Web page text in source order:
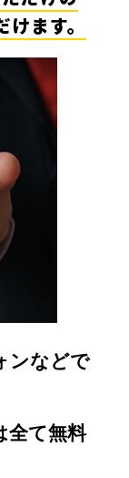
ます。
ンなどで
全て無料